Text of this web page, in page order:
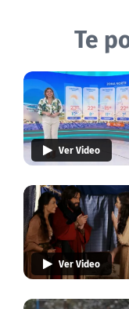
Te
Ver Video
Ver Video